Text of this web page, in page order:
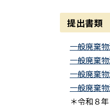
提出書類
一般廃棄
一般廃棄
一般廃棄
一般廃棄
＊令和８